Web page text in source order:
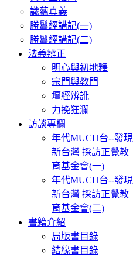
識蘊真義
勝鬘經講記(一)
勝鬘經講記(二)
法義辨正
明心與初地釋
宗門與教門
壇經辨訛
力挽狂瀾
訪談專欄
年代MUCH台--發現
新台灣 採訪正覺教
育基金會(一)
年代MUCH台--發現
新台灣 採訪正覺教
育基金會(二)
書籍介紹
局版書目錄
結緣書目錄